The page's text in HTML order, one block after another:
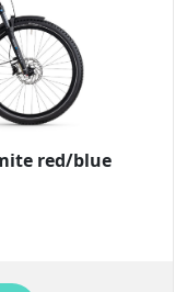
red/blue